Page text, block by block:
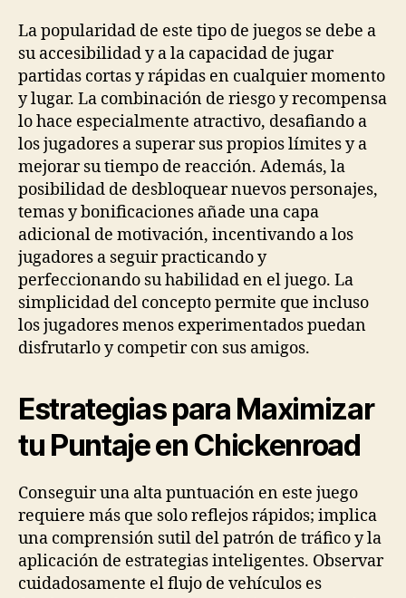
La popularidad de este tipo de juegos se debe a
su accesibilidad y a la capacidad de jugar
partidas cortas y rápidas en cualquier momento
y lugar. La combinación de riesgo y recompensa
lo hace especialmente atractivo, desafiando a
los jugadores a superar sus propios límites y a
mejorar su tiempo de reacción. Además, la
posibilidad de desbloquear nuevos personajes,
temas y bonificaciones añade una capa
adicional de motivación, incentivando a los
jugadores a seguir practicando y
perfeccionando su habilidad en el juego. La
simplicidad del concepto permite que incluso
los jugadores menos experimentados puedan
disfrutarlo y competir con sus amigos.
Estrategias para Maximizar
tu Puntaje en Chickenroad
Conseguir una alta puntuación en este juego
requiere más que solo reflejos rápidos; implica
una comprensión sutil del patrón de tráfico y la
aplicación de estrategias inteligentes. Observar
cuidadosamente el flujo de vehículos es